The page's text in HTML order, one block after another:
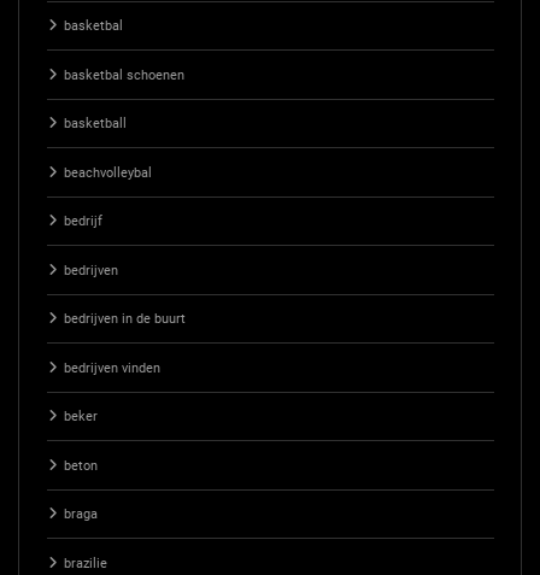
basketbal
basketbal schoenen
basketball
beachvolleybal
bedrijf
bedrijven
bedrijven in de buurt
bedrijven vinden
beker
beton
braga
brazilie